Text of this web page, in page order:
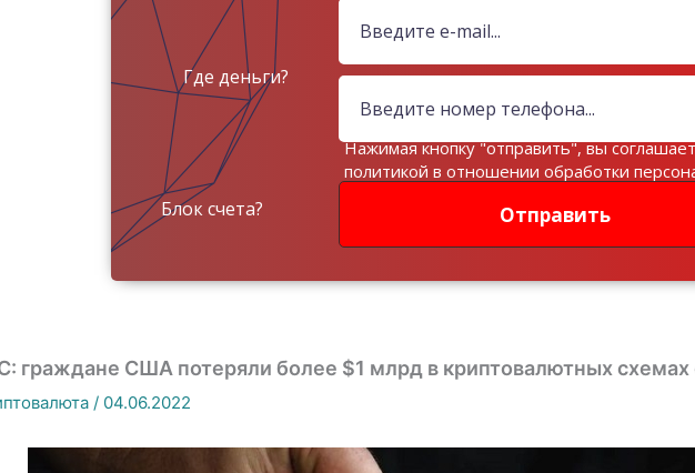
Где деньги?
Блок счета? Отправить
Нажимая кнопку "отправить", вы
политикой в отношении обработки
граждане США потеряли более $1 млрд в криптовалютных схемах
/ 04.06.2022